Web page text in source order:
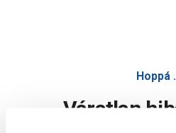
Hoppá
Váratlan